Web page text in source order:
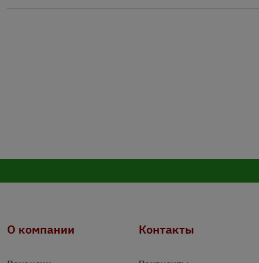
О компании Контакты